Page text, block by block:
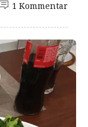
1 Kommentar